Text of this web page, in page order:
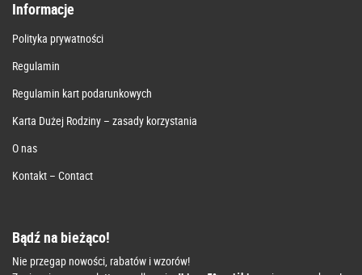
Informacje
Polityka prywatności
Regulamin
Regulamin kart podarunkowych
Karta Dużej Rodziny – zasady korzystania
O nas
Kontakt – Contact
Bądź na bieżąco!
Nie przegap nowości, rabatów i wzorów!